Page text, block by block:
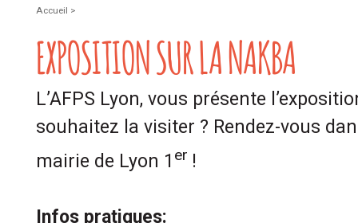
Accueil >
EXPOSITION SUR LA NAKBA
L’AFPS Lyon, vous présente
souhaitez la visiter ? Rendez-vous
mairie de Lyon 1 er !
Infos pratiques: